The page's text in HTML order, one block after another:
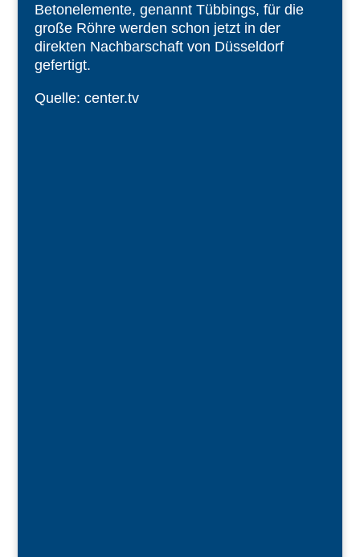
Betonelemente, genannt Tübbings, für die
große Röhre werden schon jetzt in der
direkten Nachbarschaft von Düsseldorf
gefertigt.
Quelle: center.tv